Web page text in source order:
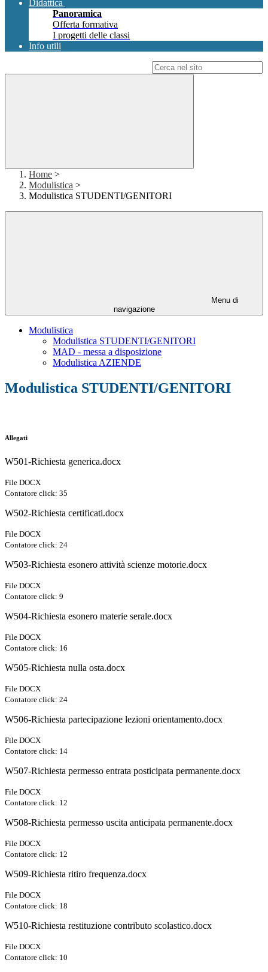
Didattica
Panoramica
Offerta formativa
I progetti delle classi
Info utili
Home >
Modulistica >
Modulistica STUDENTI/GENITORI
Menu di
navigazione
Modulistica
Modulistica STUDENTI/GENITORI
MAD - messa a disposizione
Modulistica AZIENDE
Modulistica STUDENTI/GENITORI
Allegati
W501-Richiesta generica.docx
File DOCX
Contatore click: 35
W502-Richiesta certificati.docx
File DOCX
Contatore click: 24
W503-Richiesta esonero attività scienze motorie.docx
File DOCX
Contatore click: 9
W504-Richiesta esonero materie serale.docx
File DOCX
Contatore click: 16
W505-Richiesta nulla osta.docx
File DOCX
Contatore click: 24
W506-Richiesta partecipazione lezioni orientamento.docx
File DOCX
Contatore click: 14
W507-Richiesta permesso entrata posticipata permanente.docx
File DOCX
Contatore click: 12
W508-Richiesta permesso uscita anticipata permanente.docx
File DOCX
Contatore click: 12
W509-Richiesta ritiro frequenza.docx
File DOCX
Contatore click: 18
W510-Richiesta restituzione contributo scolastico.docx
File DOCX
Contatore click: 10